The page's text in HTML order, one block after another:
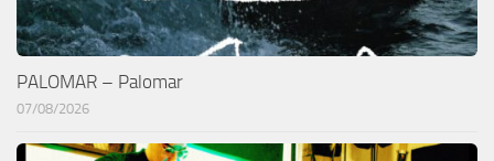
PALOMAR – Palomar
07/08/2026